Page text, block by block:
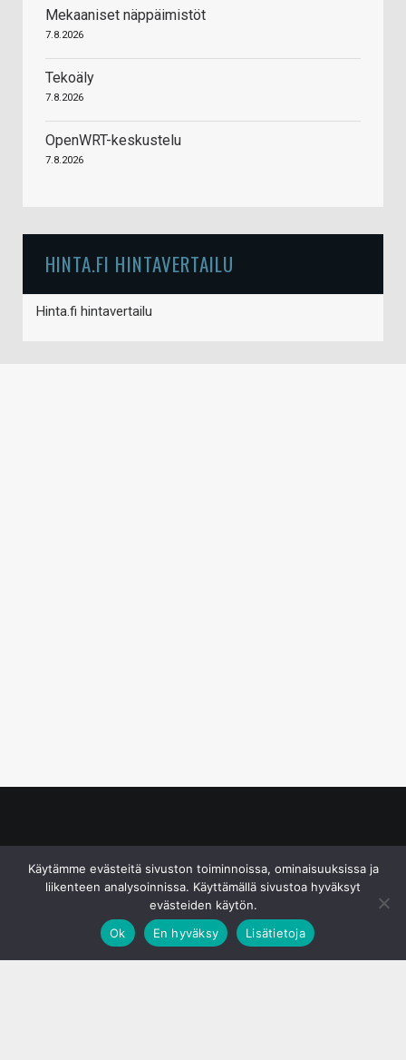
Mekaaniset näppäimistöt
7.8.2026
Tekoäly
7.8.2026
OpenWRT-keskustelu
7.8.2026
HINTA.FI HINTAVERTAILU
Hinta.fi hintavertailu
Käytämme evästeitä sivuston toiminnoissa, ominaisuuksissa ja
liikenteen analysoinnissa. Käyttämällä sivustoa hyväksyt
evästeiden käytön.
Ok
En hyväksy Lisätietoja